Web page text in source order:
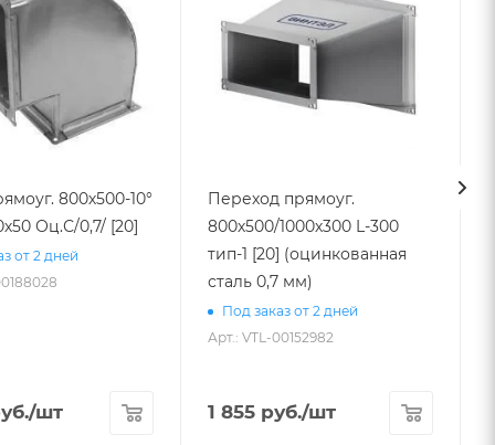
800х500-10°
Оц.С/0,7/ [20]
от 2 дней
/шт
Переход прямоуг.
800х500/1000х300 L-300
тип-1 [20] (оцинкованная
сталь 0,7 мм)
Под заказ от 2 дней
Арт.: VTL-00152982
1 855 руб./шт